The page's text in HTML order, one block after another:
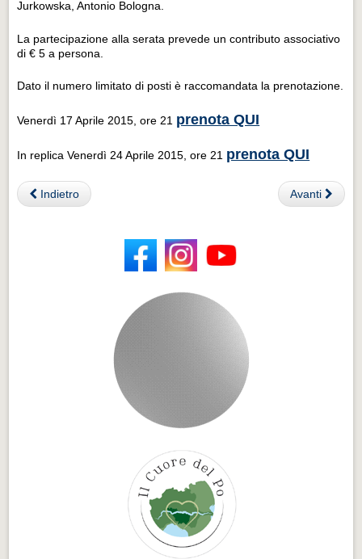
Jurkowska, Antonio Bologna.
La partecipazione alla serata prevede un contributo associativo
di € 5 a persona.
Dato il numero limitato di posti è raccomandata la prenotazione.
Venerdì 17 Aprile 2015, ore 21 prenota QUI
In replica Venerdì 24 Aprile 2015, ore 21 prenota QUI
Indietro Avanti